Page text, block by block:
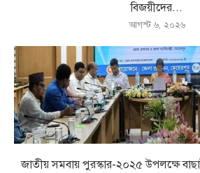
বিজয়ীদের...
আগস্ট ৬, ২০২৬
জাতীয় সমবায় পুরস্কার-২০২৫ উপলক্ষে